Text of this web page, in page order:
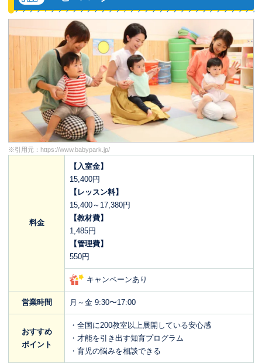
※引用元： https://www.babypark.jp/
料金
【入室金】
15,400円
【レッスン料】
15,400～17,380円
【教材費】
1,485円
【管理費】
550円
キャンペーンあり
営業時間 月～金 9:30〜17:00
おすすめ
ポイント
・全国に200教室以上展開している安心感
・才能を引き出す知育プログラム
・育児の悩みを相談できる